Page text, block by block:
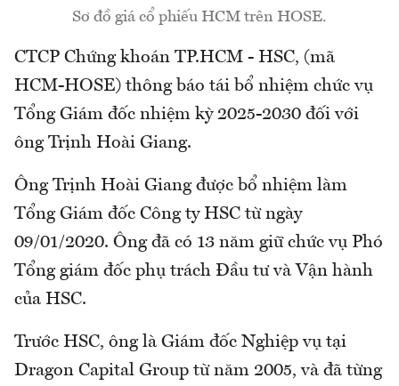
Sơ đồ giá cổ phiếu HCM trên HOSE.
CTCP Chứng khoán TP.HCM - HSC, (mã
HCM-HOSE) thông báo tái bổ nhiệm chức vụ
Tổng Giám đốc nhiệm kỳ 2025-2030 đối với
ông Trịnh Hoài Giang.
Ông Trịnh Hoài Giang được bổ nhiệm làm
Tổng Giám đốc Công ty HSC từ ngày
09/01/2020. Ông đã có 13 năm giữ chức vụ Phó
Tổng giám đốc phụ trách Đầu tư và Vận hành
của HSC.
Trước HSC, ông là Giám đốc Nghiệp vụ tại
Dragon Capital Group từ năm 2005, và đã từng